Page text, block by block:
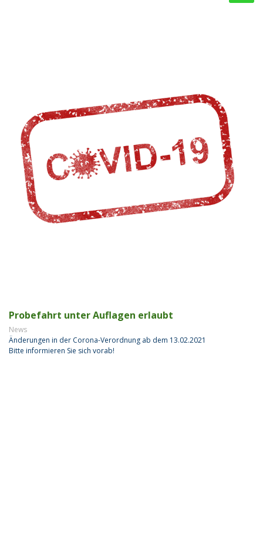
Probefahrt unter Auflagen erlaubt
News
Änderungen in der Corona-Verordnung ab dem 13.02.2021
Bitte informieren Sie sich vorab!